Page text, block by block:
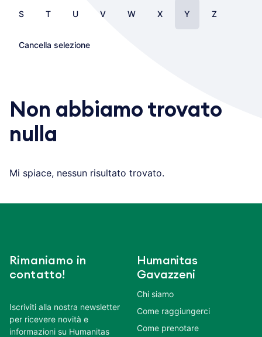
S T U V W X Y Z
Cancella selezione
Non abbiamo trovato
nulla
Mi spiace, nessun risultato trovato.
Rimaniamo in
contatto!
Iscriviti alla nostra newsletter
per ricevere novità e
informazioni su Humanitas
Humanitas
Gavazzeni
Chi siamo
Come raggiungerci
Come prenotare